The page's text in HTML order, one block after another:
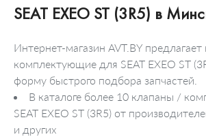
SEAT EXEO ST (3R5) в
Интернет-магазин AVT.BY
комплектующие для SEAT EXEO ST
форму быстрого подбора запчастей.
В каталоге более 10 клапаны /
SEAT EXEO ST (3R5) от
и других